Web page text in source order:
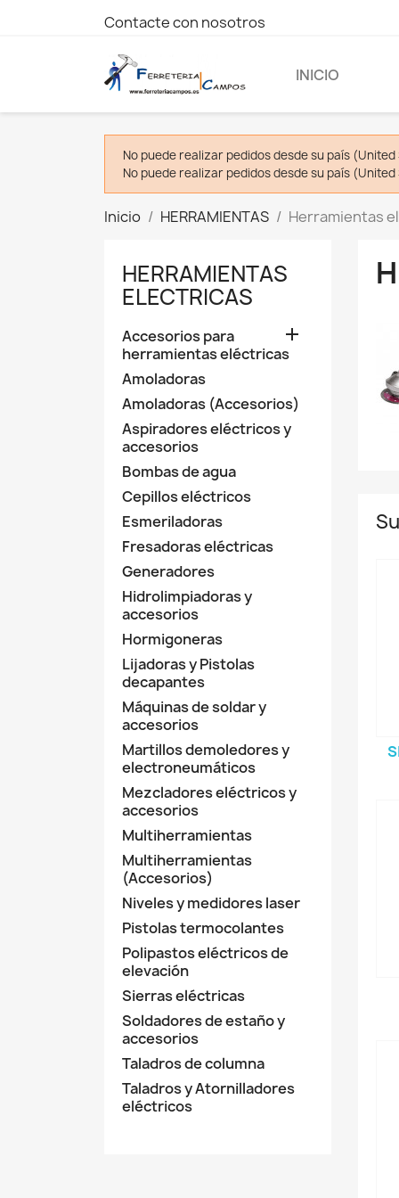
Contacte con nosotros
INICIO
No puede realizar pedidos desde su país
No puede realizar pedidos desde su país
Inicio HERRAMIENTAS Herramientas
HERRAMIENTAS
ELECTRICAS
Accesorios para
herramientas eléctricas

Amoladoras
Amoladoras (Accesorios)
Aspiradores eléctricos y
accesorios
Bombas de agua
Cepillos eléctricos
Esmeriladoras
Fresadoras eléctricas
Generadores
Hidrolimpiadoras y
accesorios
Hormigoneras
Lijadoras y Pistolas
decapantes
Máquinas de soldar y
accesorios
Martillos demoledores y
electroneumáticos
Mezcladores eléctricos y
accesorios
Multiherramientas
Multiherramientas
(Accesorios)
Niveles y medidores laser
Pistolas termocolantes
Polipastos eléctricos de
elevación
Sierras eléctricas
Soldadores de estaño y
accesorios
Taladros de columna
Taladros y Atornilladores
eléctricos